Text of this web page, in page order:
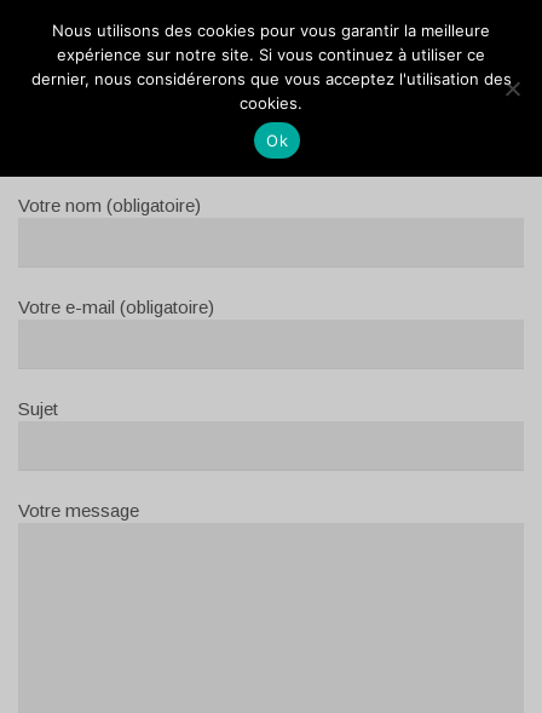
VOCANSON PROD
POUR ME JOINDRE
Votre nom (obligatoire)
Votre e-mail (obligatoire)
Sujet
Votre message
Nous utilisons des cookies pour vous garantir la meilleure
expérience sur notre site. Si vous continuez à utiliser ce
dernier, nous considérerons que vous acceptez l'utilisation des
cookies.
Ok